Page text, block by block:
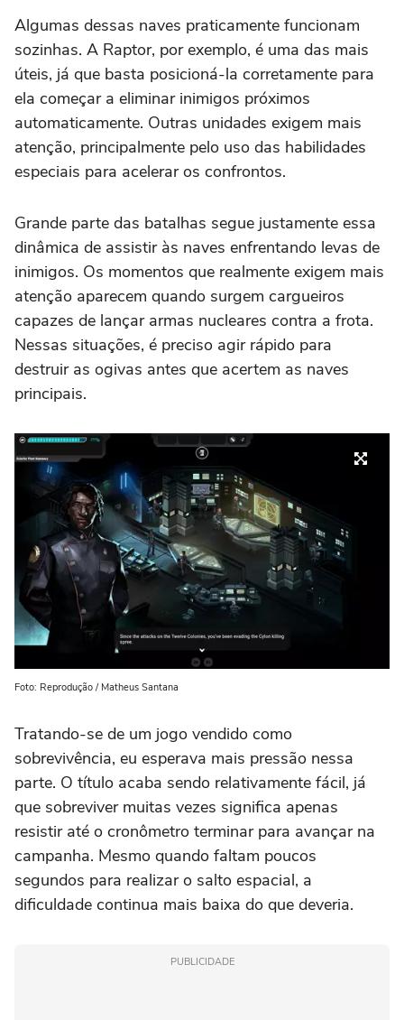
Algumas dessas naves praticamente funcionam
sozinhas. A Raptor, por exemplo, é uma das mais
úteis, já que basta posicioná-la corretamente para
ela começar a eliminar inimigos próximos
automaticamente. Outras unidades exigem mais
atenção, principalmente pelo uso das habilidades
especiais para acelerar os confrontos.
Grande parte das batalhas segue justamente essa
dinâmica de assistir às naves enfrentando levas de
inimigos. Os momentos que realmente exigem mais
atenção aparecem quando surgem cargueiros
capazes de lançar armas nucleares contra a frota.
Nessas situações, é preciso agir rápido para
destruir as ogivas antes que acertem as naves
principais.
Foto: Reprodução / Matheus Santana
Tratando-se de um jogo vendido como
sobrevivência, eu esperava mais pressão nessa
parte. O título acaba sendo relativamente fácil, já
que sobreviver muitas vezes significa apenas
resistir até o cronômetro terminar para avançar na
campanha. Mesmo quando faltam poucos
segundos para realizar o salto espacial, a
dificuldade continua mais baixa do que deveria.
PUBLICIDADE